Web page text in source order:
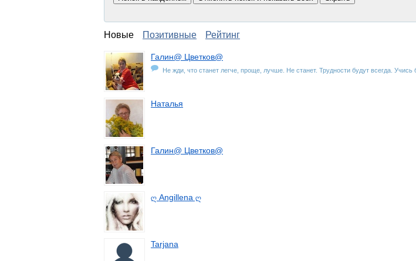
Новые Позитивные Рейтинг
Галин@ Цветков@
Не жди, что станет легче, проще, лучше. Не станет. Трудности будут всегда.
Наталья
Галин@ Цветков@
ღ Angillena ღ
Tarjana